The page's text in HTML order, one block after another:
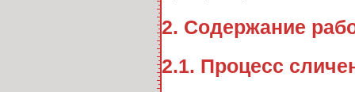
2. Содержание
2.1. Процесс